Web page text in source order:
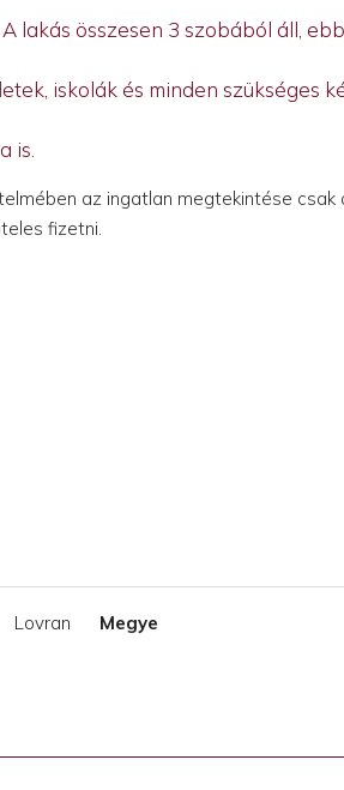
lakás összesen 3 szobából áll,
iskolák és minden szükséges
is.
az ingatlan megtekintése
fizetni.
Lovran Megye